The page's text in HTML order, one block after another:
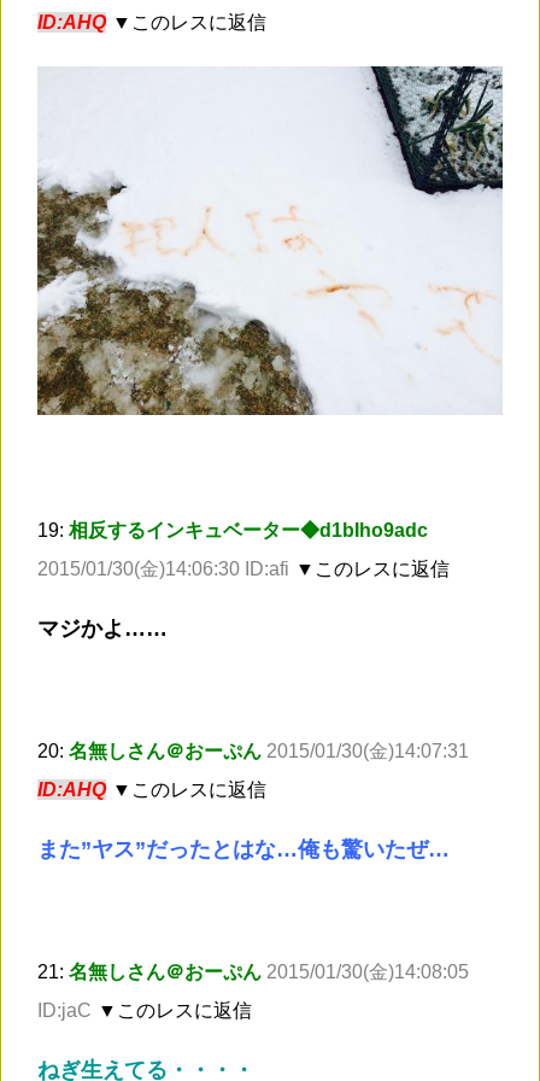
ID:AHQ ▼このレスに返信
19: 相反するインキュベーター◆d1bIho9adc
2015/01/30(金)14:06:30 ID:afi ▼このレスに返信
マジかよ……
20: 名無しさん＠おーぷん 2015/01/30(金)14:07:31
ID:AHQ ▼このレスに返信
また”ヤス”だったとはな…俺も驚いたぜ…
21: 名無しさん＠おーぷん 2015/01/30(金)14:08:05
ID:jaC ▼このレスに返信
ねぎ生えてる・・・・